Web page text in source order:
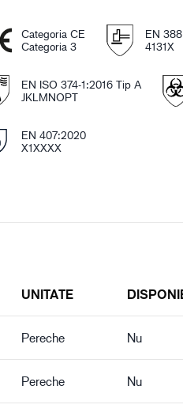
Categoria CE
Categoria 3
EN
4131X
EN ISO 374-1:2016 Tip A
JKLMNOPT
EN 407:2020
X1XXXX
UNITATE
Pereche Nu
Pereche Nu